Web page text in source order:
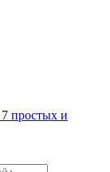
простых и